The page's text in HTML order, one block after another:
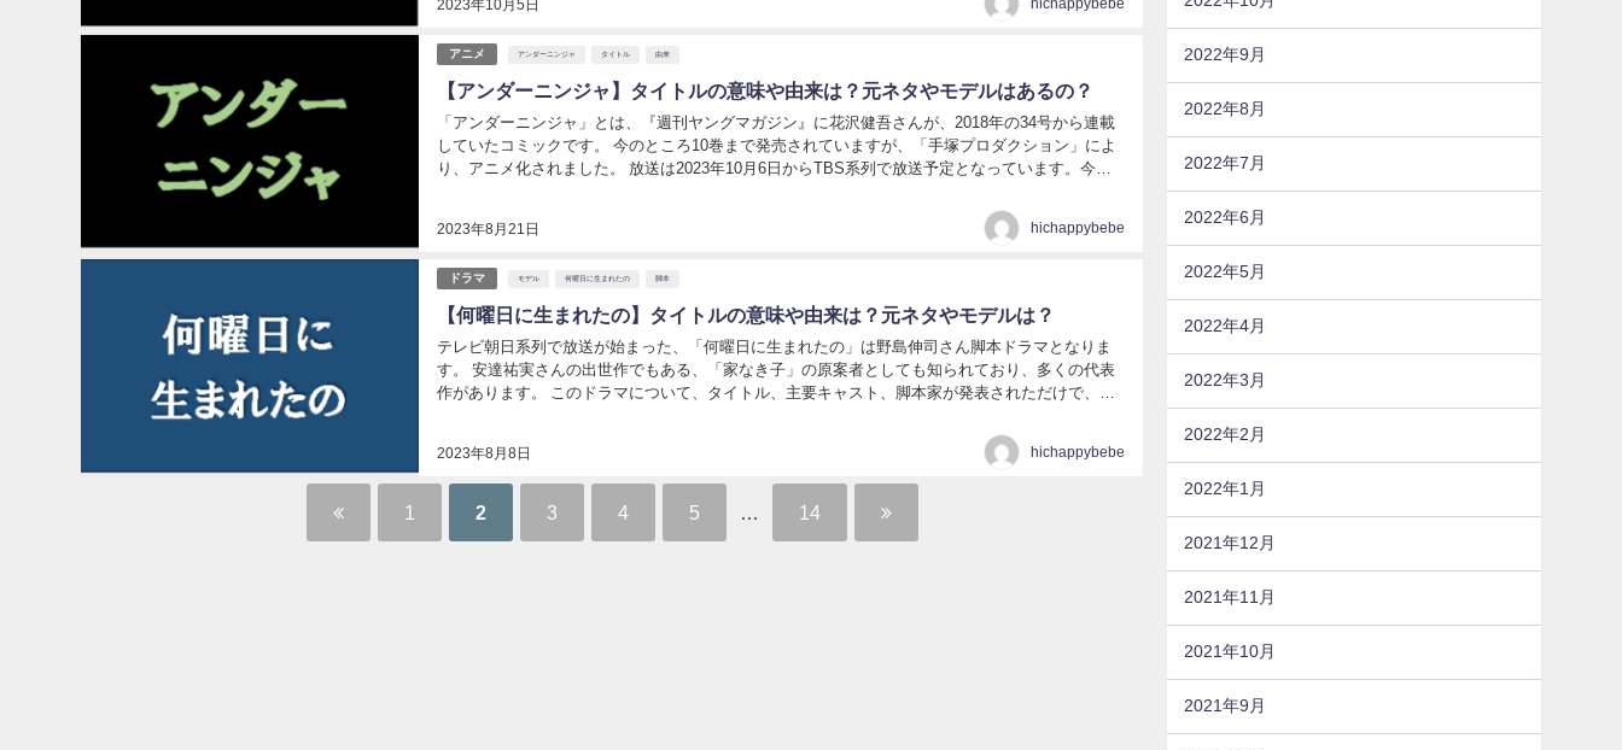
2023年10月5日 hichappybebe
アニメ アンダーニンジャ タイトル 由来
【アンダーニンジャ】タイトルの意味や由来は？元ネタやモデルはあるの？
2023年8月21日
「アンダーニンジャ」とは、『週刊ヤングマガジン』に花沢健吾さんが、2018年の34号から連載
していたコミックです。 今のところ10巻まで発売されていますが、「手塚プロダクション」によ
り、アニメ化されました。 放送は2023年10月6日からTBS系列で放送予定となっています。今回
hichappybebe
ドラマ モデル 何曜日に生まれたの 脚本
【何曜日に生まれたの】タイトルの意味や由来は？元ネタやモデルは？
2023年8月8日
テレビ朝日系列で放送が始まった、「何曜日に生まれたの」は野島伸司さん脚本ドラマとなりま
す。 安達祐実さんの出世作でもある、「家なき子」の原案者としても知られており、多くの代表
作があります。 このドラマについて、タイトル、主要キャスト、脚本家が発表されただけで、詳
hichappybebe
1 2 3 4 5 14
2022年9月
2022年8月
2022年7月
2022年6月
2022年5月
2022年4月
2022年3月
2022年2月
2022年1月
2021年12月
2021年11月
2021年10月
2021年9月